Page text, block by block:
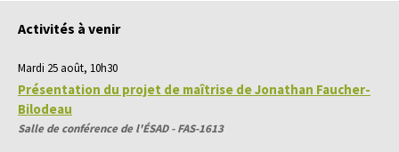
Activités à venir
Mardi 25 août, 10h30
Présentation du projet de maîtrise de Jonathan Faucher-
Bilodeau
Salle de conférence de l'ÉSAD - FAS-1613